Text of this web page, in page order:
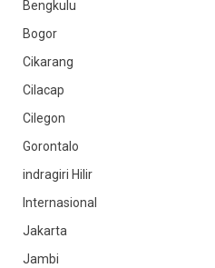
Bengkulu
Bogor
Cikarang
Cilacap
Cilegon
Gorontalo
indragiri Hilir
Internasional
Jakarta
Jambi